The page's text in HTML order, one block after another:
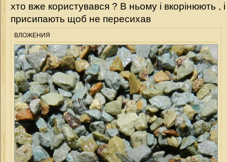
хто вже користувався ? В ньому і вкорінюють ,
присипають щоб не пересихав
ВЛОЖЕНИЯ